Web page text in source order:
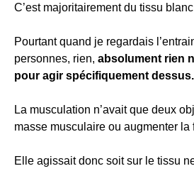
C’est majoritairement du tissu
Pourtant quand je regardais
personnes, rien, absolument rien
pour agir spécifiquement dessus.
La musculation n’avait que deux
masse musculaire ou augmenter la
Elle agissait donc soit sur le tissu